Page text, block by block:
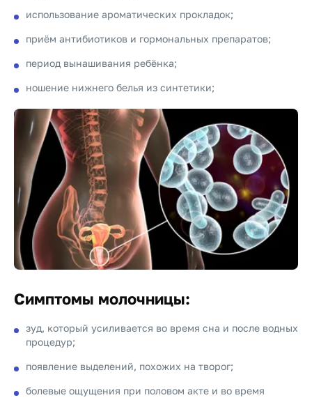
использование ароматических прокладок;
приём антибиотиков и гормональных препаратов;
период вынашивания ребёнка;
ношение нижнего белья из синтетики;
Симптомы молочницы:
зуд, который усиливается во время сна и после водных
процедур;
появление выделений, похожих на творог;
болевые ощущения при половом акте и во время